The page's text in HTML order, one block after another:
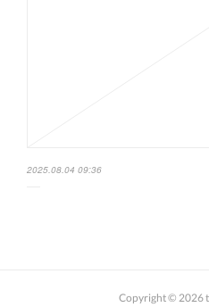
2025.08.04 09:36
Copyright © 2026